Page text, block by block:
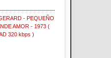
- PEQUEÑO
AMOR - 1973 (
320 kbps )